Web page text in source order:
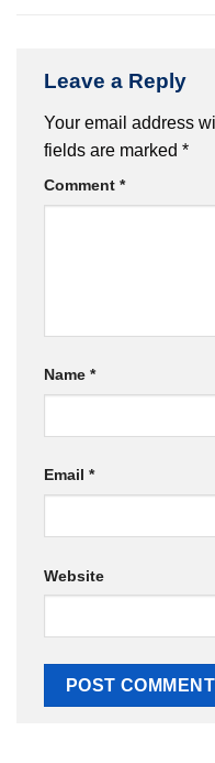
Leave a Reply
Your email address
fields are marked *
Comment *
Name *
Email *
Website